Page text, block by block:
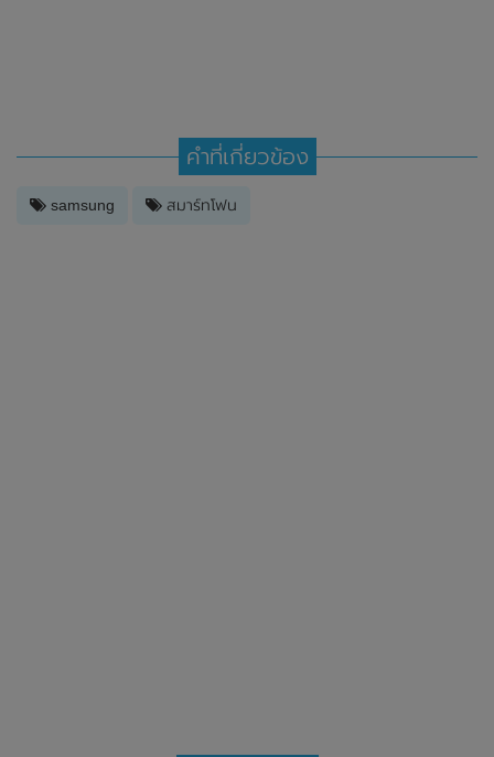
คำที่เกี่ยวข้อง
samsung สมาร์ทโฟน